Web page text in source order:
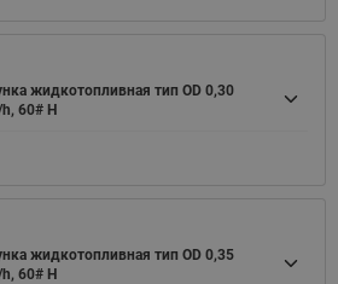
жидкотопливная тип OD 0,30
60# H
жидкотопливная тип OD 0,35
60# H